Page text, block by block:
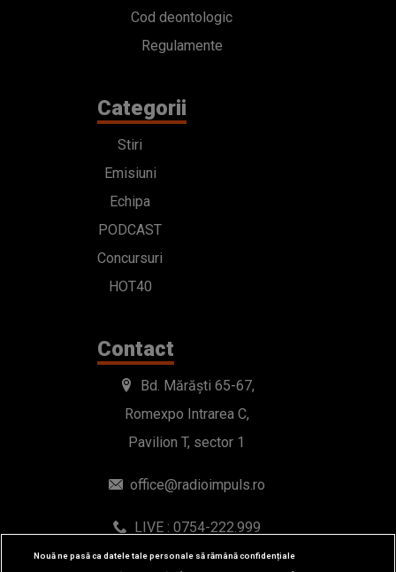
Cod deontologic
Regulamente
Categorii
Stiri
Emisiuni
Echipa
PODCAST
Concursuri
HOT40
Contact
Bd. Mărăști 65-67,
Romexpo Intrarea C,
Pavilion T, sector 1
office@radioimpuls.ro
LIVE : 0754-222.999
WhatsApp: 0754-222.999
Nouă ne pasă ca datele tale personale să rămână confidențiale